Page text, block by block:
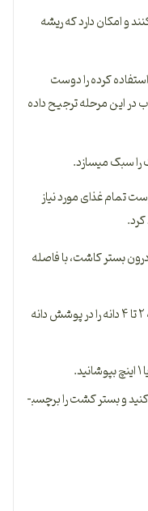
و امکان دارد که ریشه
کرده را دوست
در این مرحله ترجیح داده
را سبک می­سازد.
تمام غذای مورد نیاز
بستر کاشت، با فاصله
هر دانه منحصر یا “بذر” یک خوشه ۲ تا ۴ دانه را در پوشش دانه
جالیز را با پاشیدن سبک آب آبیاری کنید و بستر کشت را برچسب­